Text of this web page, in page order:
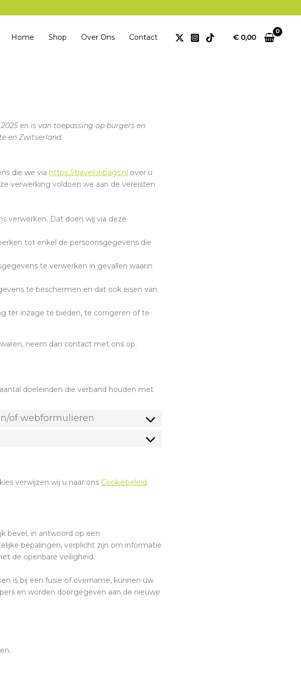
Home Shop Over Ons Contact € 0,00
en is van toepassing op burgers en
en Zwitserland.
die we via https://travelonbags.nl over u
verwerking voldoen we aan de vereisten
verwerken. Dat doen wij via deze
tot enkel de persoonsgegevens die
te verwerken in gevallen waarin
te beschermen en dat ook eisen van
ter inzage te bieden, te corrigeren of te
neem dan contact met ons op.
doeleinden die verband houden met
of webformulieren
verwijzen wij u naar ons Cookiebeleid.
bevel, in antwoord op een
bepalingen, verplicht zijn om informatie
de openbare veiligheid.
is bij een fusie of overname, kunnen uw
en worden doorgegeven aan de nieuwe